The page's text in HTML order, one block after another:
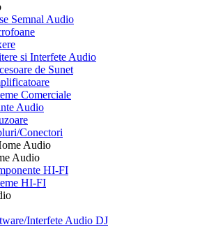
Semnal Audio
si Interfete Audio
de Sunet
Comerciale
Audio
Conectori
Audio
HI-FI
HI-FI
Interfete Audio DJ